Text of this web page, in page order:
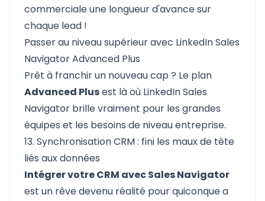
commerciale une longueur d'avance sur
chaque lead !
Passer au niveau supérieur avec LinkedIn Sales
Navigator Advanced Plus
Prêt à franchir un nouveau cap ? Le plan
Advanced Plusest là où LinkedIn Sales
Navigator brille vraiment pour les grandes
équipes et les besoins de niveau entreprise.
13. Synchronisation CRM : fini les maux de tête
liés aux données
Intégrer votre CRM avec Sales Navigator
est un rêve devenu réalité pour quiconque a